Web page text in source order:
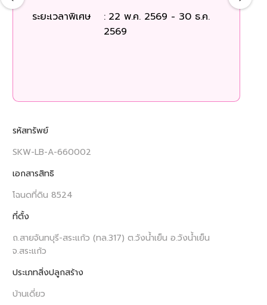
ระยะเวลาพิเศษ
: 22 พ.ค. 2569 - 30 ธ.ค.
2569
รหัสทรัพย์
SKW-LB-A-660002
เอกสารสิทธิ
โฉนดที่ดิน 8524
ที่ตั้ง
ถ.สายจันทบุรี-สระแก้ว (ทล.317) ต.วังน้ำเย็น อ.วังน้ำเย็น
จ.สระแก้ว
ประเภทสิ่งปลูกสร้าง
บ้านเดี่ยว